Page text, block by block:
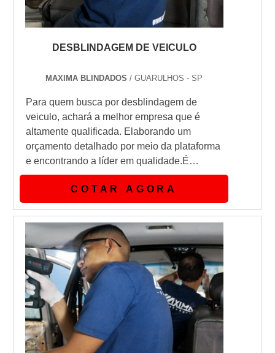
DESBLINDAGEM DE VEICULO
MAXIMA BLINDADOS/ GUARULHOS - SP
Para quem busca por desblindagem de
veiculo, achará a melhor empresa que é
altamente qualificada. Elaborando um
orçamento detalhado por meio da plataforma
e encontrando a líder em qualidade.É
importante lembrar que o serviço deve
sempre ser prestado por empresas
especializadas no segmento. Esse tipo de
cuidado ajuda a garantir a qualidade e
assertividade do serviço, além de evitar
prejuízos com imprevistos e execuções mal
elaboradas. As...
COTAR AGORA